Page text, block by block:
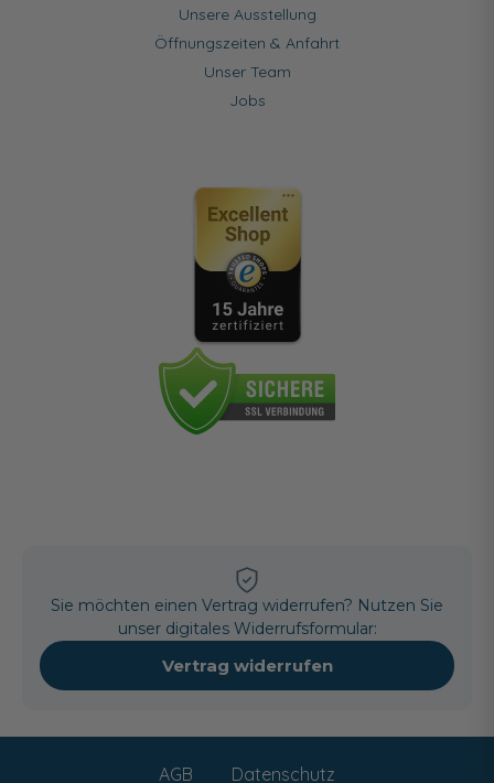
Unsere Ausstellung
Öffnungszeiten & Anfahrt
Unser Team
Jobs
Sie möchten einen Vertrag widerrufen? Nutzen Sie
unser digitales Widerrufsformular:
Vertrag widerrufen
AGB Datenschutz